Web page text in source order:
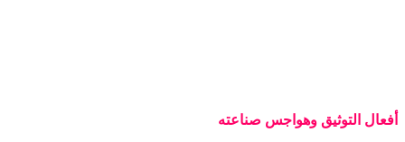
أفعال التوثيق وهواجس صناعته